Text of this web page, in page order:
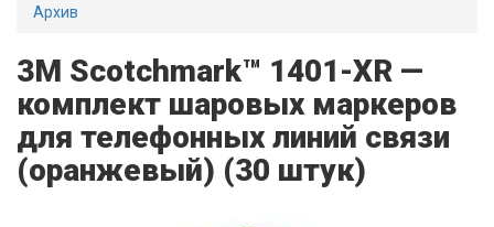
Архив
3M Scotchmark™ 1401-XR —
комплект шаровых маркеров
для телефонных линий связи
(оранжевый) (30 штук)